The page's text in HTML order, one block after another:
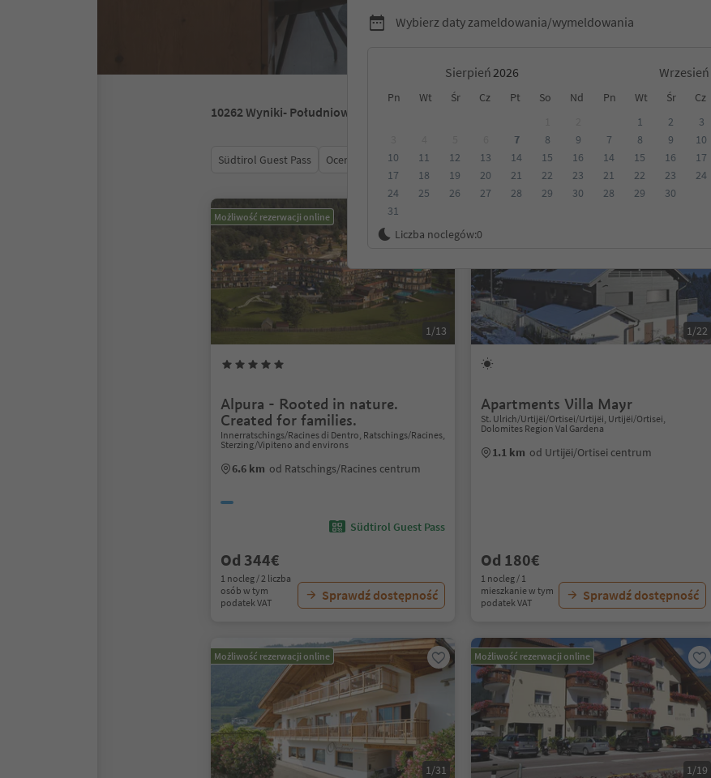
Wybierz daty zameldowania/wymeldowania
Sierpień Wrzesień
Pn Wt Śr Cz Pt So Nd Pn Wt Śr Cz
7 8
9
10
11 12 13 14 15
16
17
18 19 20 21 22
23
24
25 26 27 28 29
30
31
1 2 3
7
8 9 10
14
15 16 17
21
22 23 24
28
29 30
Liczba noclegów:0
10262Wyniki- Południowy Tyrol
Südtirol Guest Pass Ocena Kategoria Opcje wyżywienia Ekologiczne zakwaterowanie
Możliwość rezerwacji online
1/13
Alpura - Rooted in nature.
Created for families.
Innerratschings/Racines di Dentro, Ratschings/Racines,
Sterzing/Vipiteno and environs
6.6 km od Ratschings/Racines centrum
Südtirol Guest Pass
Od 344€
1 nocleg / 2 liczba
osób w tym
podatek VAT
Sprawdź dostępność
1/22
Apartments Villa Mayr
St. Ulrich/Urtijëi/Ortisei/Urtijëi, Urtijëi/Ortisei,
Dolomites Region Val Gardena
1.1 km od Urtijëi/Ortisei centrum
Od 180€
1 nocleg / 1
mieszkanie w tym
podatek VAT
Sprawdź dostępność
Możliwość rezerwacji online
1/31
Możliwość rezerwacji online
1/19